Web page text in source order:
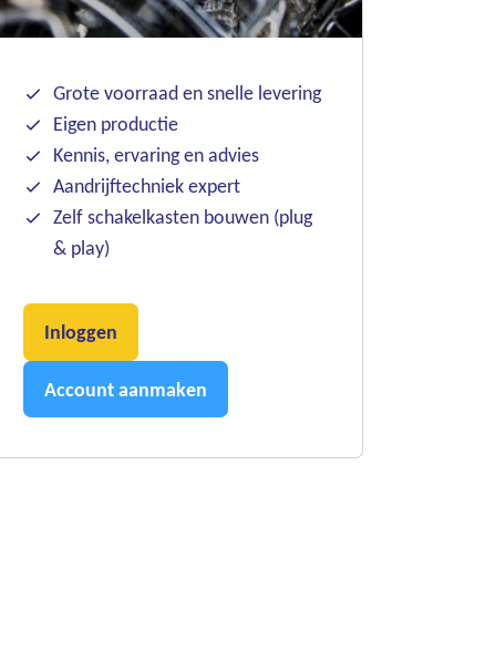
Grote voorraad en snelle levering
Eigen productie
Kennis, ervaring en advies
Aandrijftechniek expert
Zelf schakelkasten bouwen (plug
& play)
Inloggen
Account aanmaken